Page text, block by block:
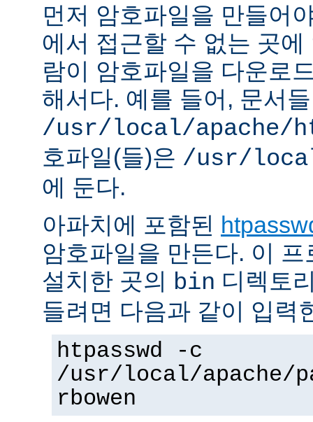
먼저 암호파일을 만들어
에서 접근할 수 없는 곳
람이 암호파일을 다운로
해서다. 예를 들어, 문서
/usr/local/apache/
호파일(들)은 /usr/
에 둔다.
아파치에 포함된
암호파일을 만든다. 이
설치한 곳의 bin 디렉토
들려면 다음과 같이 입력
htpasswd -c
/usr/local/apache/
rbowen